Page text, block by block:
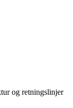
og retningslinjer